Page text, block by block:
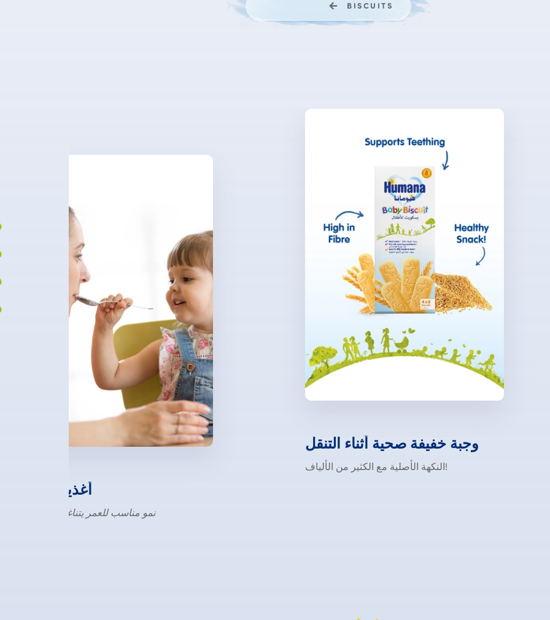
BISCUITS
وجبة خفيفة صحية أثناء التنقل
النكهة الأصلية مع الكثير من الألياف!
أغذية الفطام
نمو مناسب للعمر يتناغم مع الطبيعة